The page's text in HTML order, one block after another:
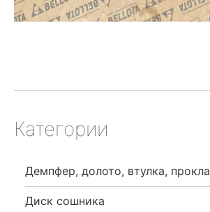
Категории
Демпфер, долото, втулка,
Диск сошника